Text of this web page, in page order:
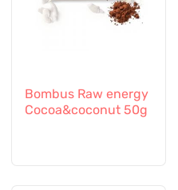
Bombus Raw energy
Cocoa&coconut 50g